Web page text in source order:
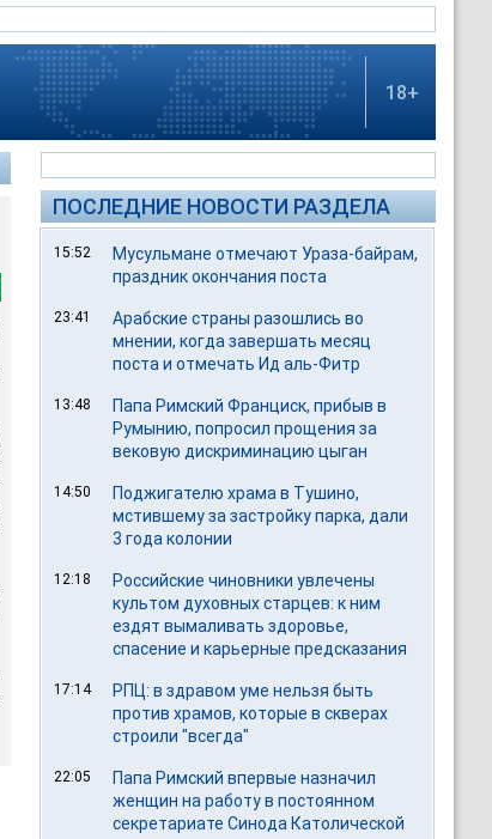
18+
ПОСЛЕДНИЕ НОВОСТИ РАЗДЕЛА
15:52
Мусульмане отмечают Ураза-байрам,
праздник окончания поста
23:41
Арабские страны разошлись во
мнении, когда завершать месяц
поста и отмечать Ид аль-Фитр
13:48
Папа Римский Франциск, прибыв в
Румынию, попросил прощения за
вековую дискриминацию цыган
14:50
Поджигателю храма в Тушино,
мстившему за застройку парка, дали
3 года колонии
12:18
Российские чиновники увлечены
культом духовных старцев: к ним
ездят вымаливать здоровье,
спасение и карьерные предсказания
17:14
РПЦ: в здравом уме нельзя быть
против храмов, которые в скверах
строили "всегда"
22:05
Папа Римский впервые назначил
женщин на работу в постоянном
секретариате Синода Католической